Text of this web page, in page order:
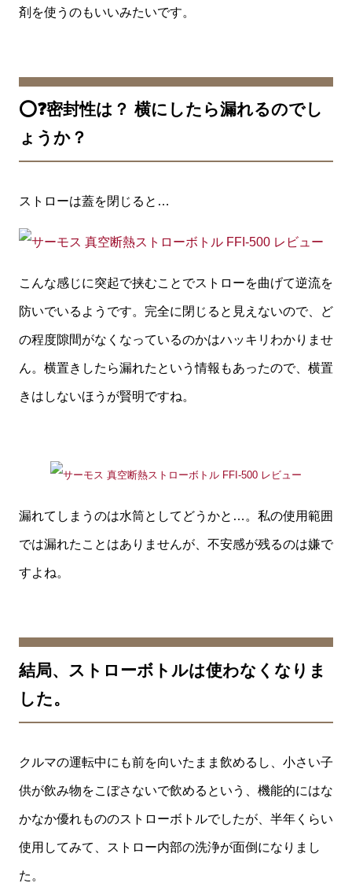
剤を使うのもいいみたいです。
⭕️❓密封性は？ 横にしたら漏れるのでし
ょうか？
ストローは蓋を閉じると…
こんな感じに突起で挟むことでストローを曲げて逆流を
防いでいるようです。完全に閉じると見えないので、ど
の程度隙間がなくなっているのかはハッキリわかりませ
ん。横置きしたら漏れたという情報もあったので、横置
きはしないほうが賢明ですね。
漏れてしまうのは水筒としてどうかと…。私の使用範囲
では漏れたことはありませんが、不安感が残るのは嫌で
すよね。
結局、ストローボトルは使わなくなりま
した。
クルマの運転中にも前を向いたまま飲めるし、小さい子
供が飲み物をこぼさないで飲めるという、機能的にはな
かなか優れもののストローボトルでしたが、半年くらい
使用してみて、ストロー内部の洗浄が面倒になりまし
た。